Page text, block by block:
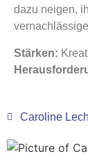
dazu neigen,
Stärken:
Caroline